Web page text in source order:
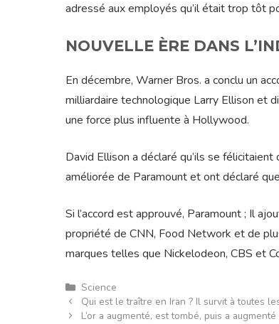
adressé aux employés qu’il était trop tôt
NOUVELLE ÈRE DANS
En décembre, Warner Bros. a conclu un
milliardaire technologique Larry Ellison et
une force plus influente à Hollywood.
David Ellison a déclaré qu’ils se
améliorée de Paramount et ont déclaré
Si l’accord est approuvé, Paramount ; Il
propriété de CNN, Food Network et de
marques telles que Nickelodeon, CBS et
Catégories
Science
Qui est le traître en Iran ? Il survit à toutes
L’or a augmenté, est tombé, puis a